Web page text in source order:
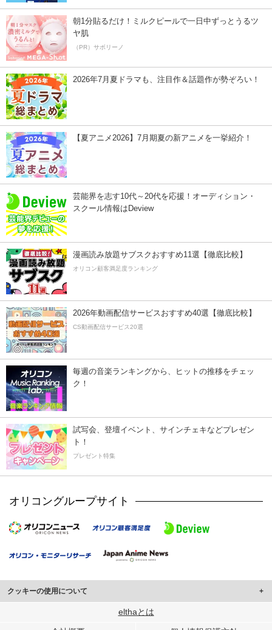
朝1分貼るだけ！ミルクピールで一日中ずっとうるツ
ヤ肌
（PR）サボリーノ
2026年7月夏ドラマも、注目作＆話題作が勢ぞろい！
【夏アニメ2026】7月期夏の新アニメを一挙紹介！
芸能界を志す10代～20代を応援！オーディション・
スクール情報はDeview
漫画読み放題サブスクおすすめ11選【徹底比較】
オリコン顧客満足度ランキング
2026年動画配信サービスおすすめ40選【徹底比較】
CS動画配信サービス20選
毎週の音楽ランキングから、ヒットの推移をチェッ
ク！
試写会、登壇イベント、サインチェキなどプレゼン
ト！
プレゼント特集
オリコングループサイト
クッキーの使用について
このサイトでは Cookie を使用して、ユーザーに合わせたコンテンツや広告の
elthaとは